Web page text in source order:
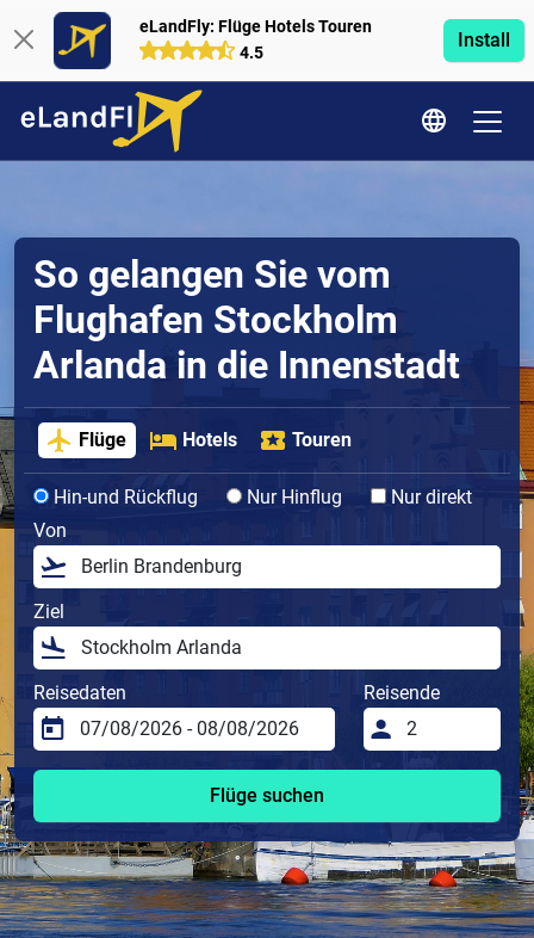
eLandFly: Flüge Hotels Touren
4.5
Install
So gelangen Sie vom
Flughafen Stockholm
Arlanda in die Innenstadt
Flüge Hotels Touren
Hin-und Rückflug Nur Hinflug
Nur direkt
Von
Ziel
Reisedaten Reisende
Flüge suchen